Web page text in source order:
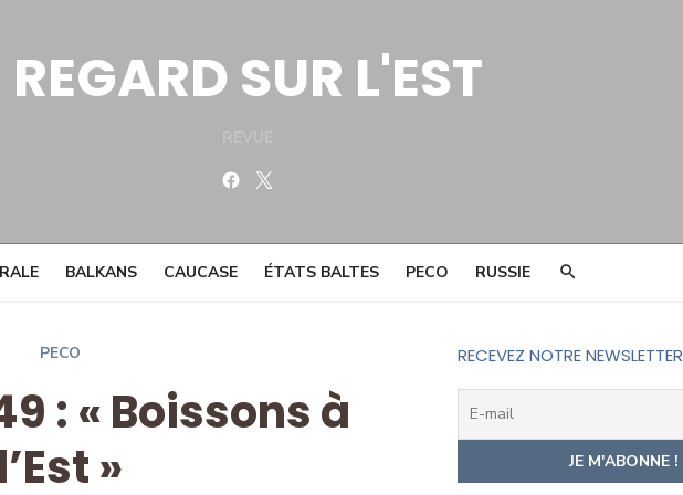
REGARD SUR L'EST
Facebook
BALKANS CAUCASE ÉTATS BALTES PECO RUSSIE
PECO
: « Boissons à
l’Est »
RECEVEZ NOTRE NEWSLETTER